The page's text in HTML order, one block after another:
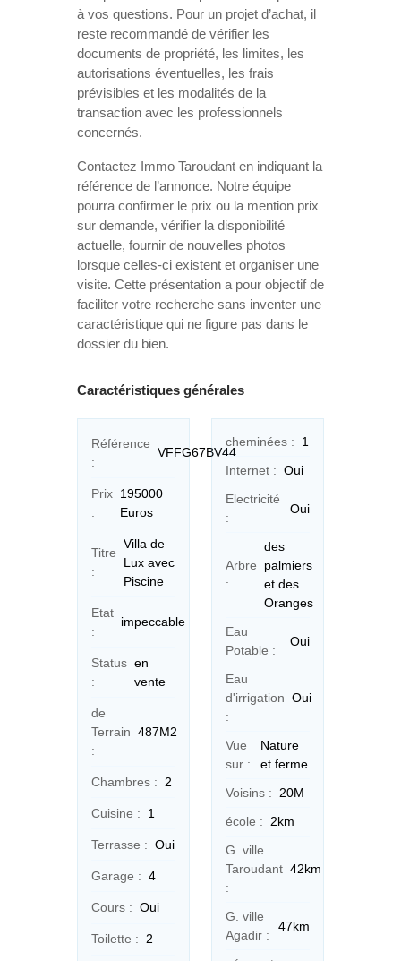
à vos questions. Pour un projet d’achat, il
reste recommandé de vérifier les
documents de propriété, les limites, les
autorisations éventuelles, les frais
prévisibles et les modalités de la
transaction avec les professionnels
concernés.
Contactez Immo Taroudant en indiquant la
référence de l’annonce. Notre équipe
pourra confirmer le prix ou la mention prix
sur demande, vérifier la disponibilité
actuelle, fournir de nouvelles photos
lorsque celles-ci existent et organiser une
visite. Cette présentation a pour objectif de
faciliter votre recherche sans inventer une
caractéristique qui ne figure pas dans le
dossier du bien.
Caractéristiques générales
Référence
:
VFFG67BV44
Prix
:
195000
Euros
Titre
:
Villa de
Lux avec
Piscine
Etat
:
impeccable
Status
:
en
vente
de
Terrain
:
487M2
Chambres : 2
Cuisine : 1
Terrasse : Oui
Garage : 4
Cours : Oui
Toilette : 2
cheminées :
1
Internet : Oui
Electricité
:
Oui
Arbre
:
des
palmiers
et des
Oranges
Eau
Potable :
Oui
Eau
d'irrigation
:
Oui
Vue
sur :
Nature
et ferme
Voisins :
20M
école :
2km
G. ville
Taroudant
:
42km
G. ville
Agadir :
47km